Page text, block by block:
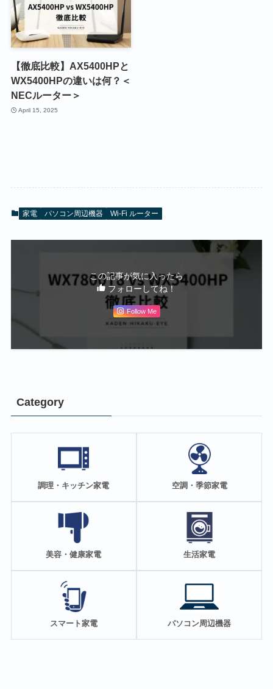
【徹底比較】AX5400HPと
WX5400HPの違いは何？＜
NECルーター＞
April 15, 2025
家電 パソコン周辺機器 Wi-Fi ルーター
この記事が気に入ったら
フォローしてね！
Follow Me
Category
調理・キッチン家電 空調・季節家電
美容・健康家電 生活家電
スマート家電 パソコン周辺機器